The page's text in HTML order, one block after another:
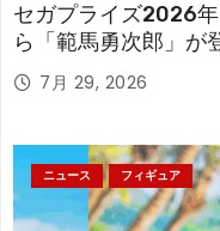
セガプライズ2026
ら「範馬勇次郎」が
7月 29, 2026
ニュース フィギュア